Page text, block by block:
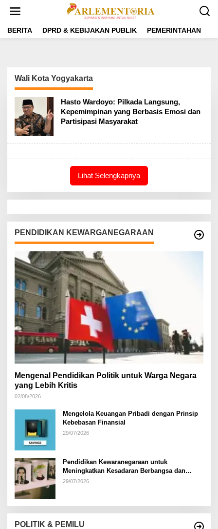
t
BERITA DPRD & KEBIJAKAN PUBLIK PEMERINTAHAN
Wali Kota Yogyakarta
Hasto Wardoyo: Pilkada Langsung,
Kepemimpinan yang Berbasis Emosi dan
Partisipasi Masyarakat
Lihat Selengkapnya
PENDIDIKAN KEWARGANEGARAAN
Mengenal Pendidikan Politik untuk Warga Negara
yang Lebih Kritis
02/08/2026
Mengelola Keuangan Pribadi dengan Prinsip
Kebebasan Finansial
29/07/2026
Pendidikan Kewaranegaraan untuk
Meningkatkan Kesadaran Berbangsa dan
Bernegara di…
29/07/2026
POLITIK & PEMILU